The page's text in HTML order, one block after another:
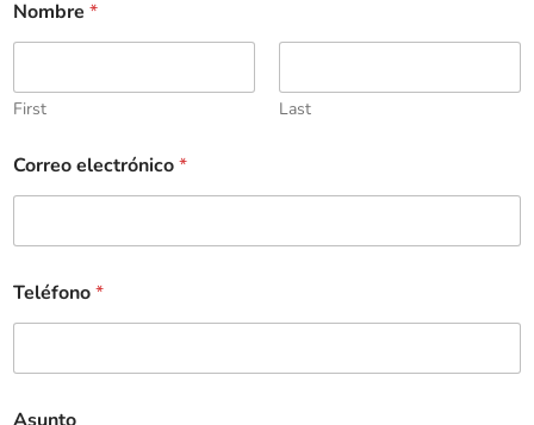
Nombre *
First Last
Correo electrónico*
Teléfono*